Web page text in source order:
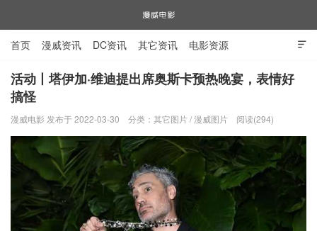
漫威电影

首页 漫威资讯 DC资讯 其它资讯 电影资源
电视剧资源 漫威图片
活动丨塔伊加·维迪提出席奥斯卡预热晚宴，表情好
搞怪
漫威电影 发布于 2022-03-30 分类： 其它图片/漫威图片 阅读(294)